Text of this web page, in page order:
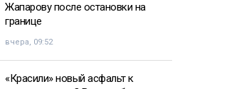
Жапарову после остановки на
границе
вчера, 09:52
«Красили» новый асфальт к